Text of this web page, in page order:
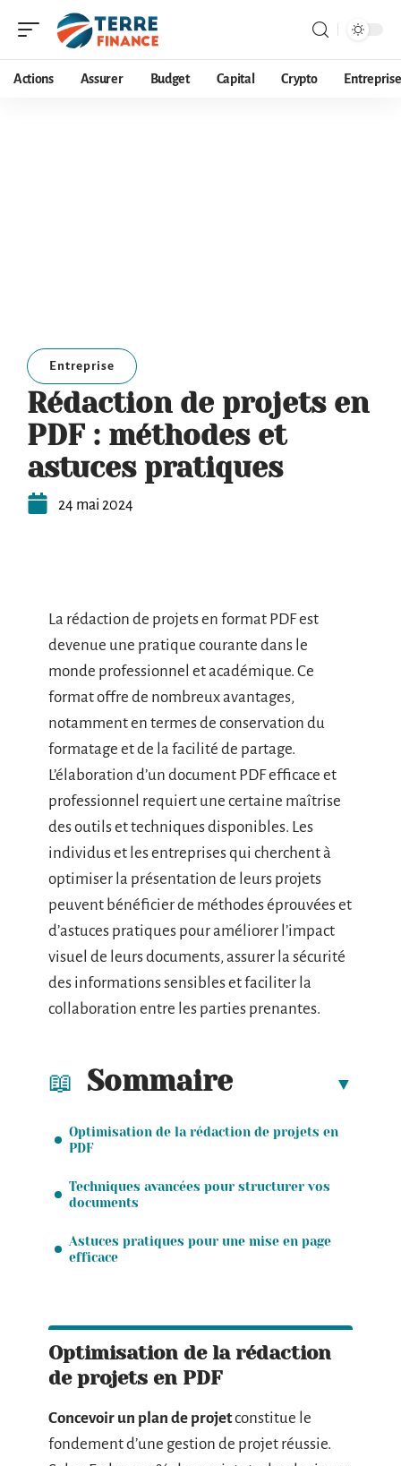
Actions Assurer Budget Capital Crypto Entreprise
Entreprise
Rédaction de projets en
PDF : méthodes et
astuces pratiques
24 mai 2024
La rédaction de projets en format PDF est
devenue une pratique courante dans le
monde professionnel et académique. Ce
format offre de nombreux avantages,
notamment en termes de conservation du
formatage et de la facilité de partage.
L’élaboration d’un document PDF efficace et
professionnel requiert une certaine maîtrise
des outils et techniques disponibles. Les
individus et les entreprises qui cherchent à
optimiser la présentation de leurs projets
peuvent bénéficier de méthodes éprouvées et
d’astuces pratiques pour améliorer l’impact
visuel de leurs documents, assurer la sécurité
des informations sensibles et faciliter la
collaboration entre les parties prenantes.
Sommaire
Optimisation de la rédaction de projets en
PDF
Techniques avancées pour structurer vos
documents
Astuces pratiques pour une mise en page
efficace
Optimisation de la rédaction
de projets en PDF
Concevoir un plan de projetconstitue le
fondement d’une gestion de projet réussie.